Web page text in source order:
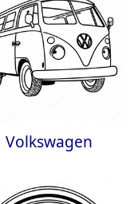
Volkswagen